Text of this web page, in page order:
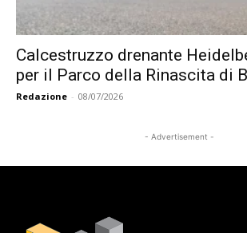
Calcestruzzo drenante
per il Parco della Rinascita di
Redazione - 08/07/2026
- Advertisement -